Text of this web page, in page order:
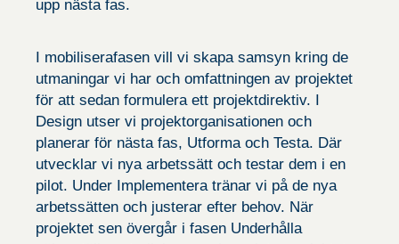
upp nästa fas.
I mobiliserafasen vill vi skapa samsyn kring de
utmaningar vi har och omfattningen av projektet
för att sedan formulera ett projektdirektiv. I
Design utser vi projektorganisationen och
planerar för nästa fas, Utforma och Testa. Där
utvecklar vi nya arbetssätt och testar dem i en
pilot. Under Implementera tränar vi på de nya
arbetssätten och justerar efter behov. När
projektet sen övergår i fasen Underhålla
Nödvändiga
Dessa kakor
går inte att
välja bort.
De behövs
för att
hemsidan
över huvud
taget ska